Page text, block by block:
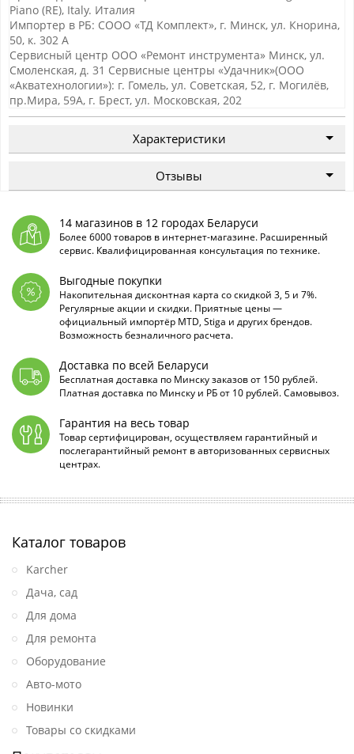
Piano (RE), Italy. Италия
Импортер в РБ: СООО «ТД Комплект», г. Минск, ул. Кнорина,
50, к. 302 А
Сервисный центр ООО «Ремонт инструмента» Минск, ул.
Смоленская, д. 31 Сервисные центры «Удачник»(ООО
«Акватехнологии»): г. Гомель, ул. Советская, 52, г. Могилёв,
пр.Мира, 59А, г. Брест, ул. Московская, 202
Характеристики
Отзывы
14 магазинов в 12 городах Беларуси
Более 6000 товаров в интернет-магазине. Расширенный
сервис. Квалифицированная консультация по технике.
Выгодные покупки
Накопительная дисконтная карта со скидкой 3, 5 и 7%.
Регулярные акции и скидки. Приятные цены —
официальный импортёр MTD, Stiga и других брендов.
Возможность безналичного расчета.
Доставка по всей Беларуси
Бесплатная доставка по Минску заказов от 150 рублей.
Платная доставка по Минску и РБ от 10 рублей. Самовывоз.
Гарантия на весь товар
Товар сертифицирован, осуществляем гарантийный и
послегарантийный ремонт в авторизованных сервисных
центрах.
Каталог товаров
Karcher
Дача, сад
Для дома
Для ремонта
Оборудование
Авто-мото
Новинки
Товары со скидками